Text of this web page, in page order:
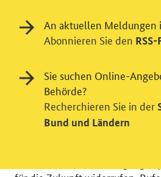
Videodienst
Wir bitten Sie an dieser Stelle
möchten die Nutzeraktivität
datenschutzfreundlicher
unsere Öffentlichkeitsarbeit zu
können Sie in die Nutzung eines
An aktuellen Meldungen
Abonnieren Sie den RSS-
Sie suchen Online-
Behörde?
Recherchieren Sie in der
Bund und Ländern